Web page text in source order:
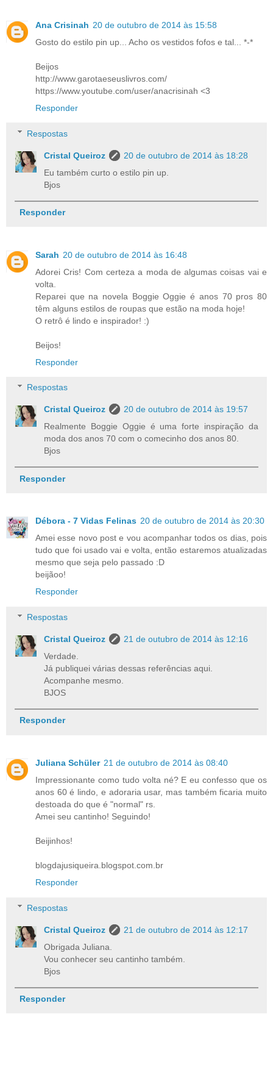
Ana Crisinah 20 de outubro de 2014 às 15:58
Gosto do estilo pin up... Acho os vestidos fofos e tal... *-*
Beijos
http://www.garotaeseuslivros.com/
https://www.youtube.com/user/anacrisinah <3
Responder
Respostas
Cristal Queiroz
20 de outubro de 2014 às 18:28
Eu também curto o estilo pin up.
Bjos
Responder
Sarah 20 de outubro de 2014 às 16:48
Adorei Cris! Com certeza a moda de algumas coisas vai e
volta.
Reparei que na novela Boggie Oggie é anos 70 pros 80
têm alguns estilos de roupas que estão na moda hoje!
O retrô é lindo e inspirador! :)
Beijos!
Responder
Respostas
Cristal Queiroz
20 de outubro de 2014 às 19:57
Realmente Boggie Oggie é uma forte inspiração da
moda dos anos 70 com o comecinho dos anos 80.
Bjos
Responder
Débora - 7 Vidas Felinas 20 de outubro de 2014 às 20:30
Amei esse novo post e vou acompanhar todos os dias, pois
tudo que foi usado vai e volta, então estaremos atualizadas
mesmo que seja pelo passado :D
beijãoo!
Responder
Respostas
Cristal Queiroz
21 de outubro de 2014 às 12:16
Verdade.
Já publiquei várias dessas referências aqui.
Acompanhe mesmo.
BJOS
Responder
Juliana Schüler 21 de outubro de 2014 às 08:40
Impressionante como tudo volta né? E eu confesso que os
anos 60 é lindo, e adoraria usar, mas também ficaria muito
destoada do que é "normal" rs.
Amei seu cantinho! Seguindo!
Beijinhos!
blogdajusiqueira.blogspot.com.br
Responder
Respostas
Cristal Queiroz
21 de outubro de 2014 às 12:17
Obrigada Juliana.
Vou conhecer seu cantinho também.
Bjos
Responder